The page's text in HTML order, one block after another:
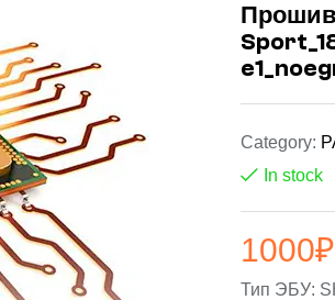
Category:
In stock
1000₽
Тип ЭБУ: